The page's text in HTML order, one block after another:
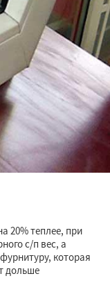
20% теплее, при
с/п вес, а
которая
дольше